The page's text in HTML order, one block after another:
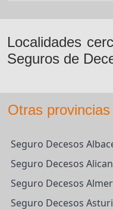
Localidades
Seguros de
Otras
Seguro Decesos
Seguro Decesos
Seguro Decesos
Seguro Decesos